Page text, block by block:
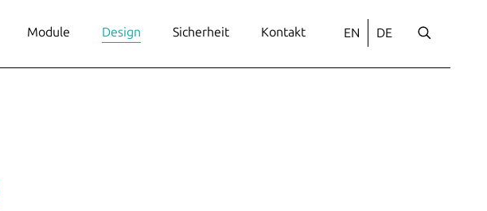
Module Design Sicherheit Kontakt EN DE